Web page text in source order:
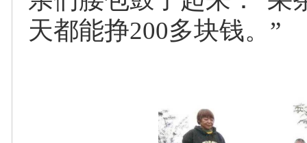
天都能挣200多块钱。”